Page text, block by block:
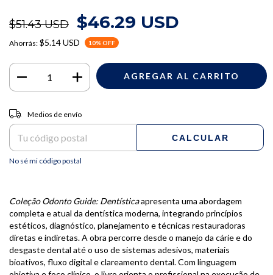
$51.43 USD $46.29 USD
Ahorrás: $5.14 USD 10% OFF
Entregas para el CP:
Medios de envío
CALCULAR
No sé mi código postal
Coleção Odonto Guide: Dentísticaapresenta uma abordagem
completa e atual da dentística moderna, integrando princípios
estéticos, diagnóstico, planejamento e técnicas restauradoras
diretas e indiretas. A obra percorre desde o manejo da cárie e do
desgaste dental até o uso de sistemas adesivos, materiais
bioativos, fluxo digital e clareamento dental. Com linguagem